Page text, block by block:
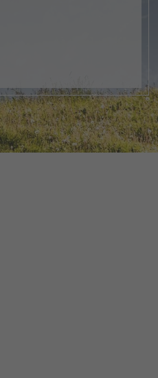
link, apri